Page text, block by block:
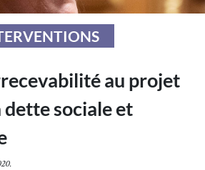
au projet
dette sociale et